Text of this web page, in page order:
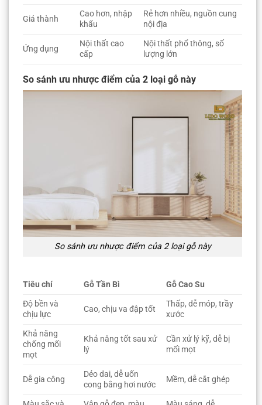
Giá thành
Cao hơn, nhập
khẩu
Rẻ hơn nhiều, nguồn cung
nội địa
Ứng dụng
Nội thất cao
cấp
Nội thất phổ thông, số
lượng lớn
So sánh ưu nhược điểm của 2 loại gỗ này
So sánh ưu nhược điểm của 2 loại gỗ này
Tiêu chí Gỗ Tần Bì
Gỗ Cao Su
Độ bền và
chịu lực
Cao, chịu va đập tốt
Thấp, dễ móp, trầy
xước
Khả năng
chống mối
mọt
Khả năng tốt sau xử
lý
Cần xử lý kỹ, dễ bị
mối mọt
Dễ gia công
Dẻo dai, dễ uốn
cong bằng hơi nước
Mềm, dễ cắt ghép